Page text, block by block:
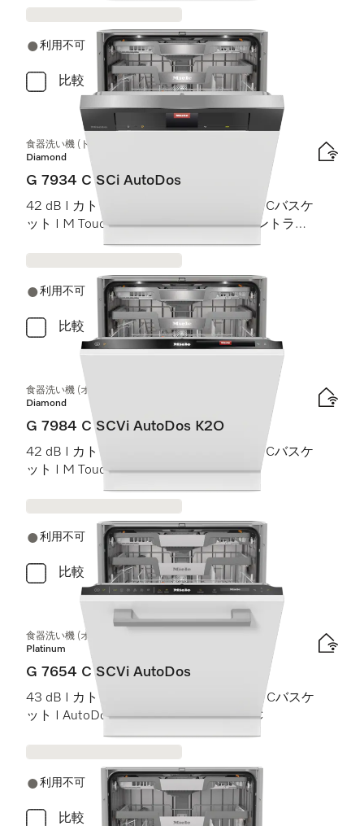
利用不可
比較
食器洗い機 (ドア材取付専用タイプ)
Diamond
G 7934 C SCi AutoDos
42 dB I カトラリートレイ I MaxiComfort Cバスケ
ット I M Touch I BrilliantLight (ブリリアントライ
利用不可
比較
食器洗い機 (オールドア材取付専用タイプ)
Diamond
G 7984 C SCVi AutoDos K2O
42 dB I カトラリートレイ I MaxiComfort Cバスケ
ット I M Touch I Knock2Open
利用不可
比較
食器洗い機 (オールドア材取付専用タイプ)
Platinum
G 7654 C SCVi AutoDos
43 dB I カトラリートレイ I ExtraComfort Cバスケ
ット I AutoDos I 高温洗浄・すすぎ 75 °C
利用不可
比較